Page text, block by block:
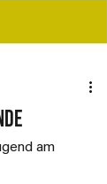
am